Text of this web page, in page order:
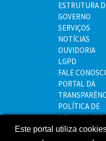
Este portal utiliza
ESTRUTURA
GOVERNO
SERVIÇOS
NOTÍCIAS
OUVIDORIA
LGPD
FALE
PORTAL DA
POLÍTICA DE
PRIVACIDADE
MAPA DO SITE